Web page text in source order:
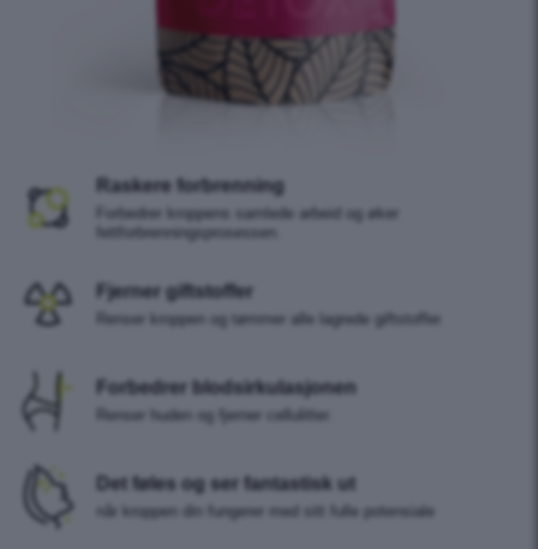
Raskere forbrenning
Forbedrer kroppens samlede arbeid og øker
fettforbrenningsprosessen.
Fjerner giftstoffer
Renser kroppen og tømmer alle lagrede giftstoffer.
Forbedrer blodsirkulasjonen
Renser huden og fjerner cellulitter.
Det føles og ser fantastisk ut
når kroppen din fungerer med sitt fulle potensiale